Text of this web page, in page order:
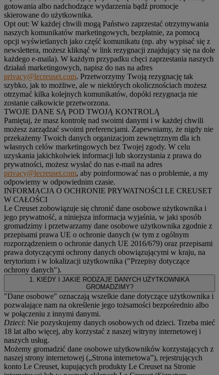
gotowania albo nadchodzące wydarzenia bądź promocje
skierowane do użytkownika.
Opt out: W każdej chwili mogą Państwo zaprzestać otrzymywania
naszych komunikatów marketingowych, bezpłatnie, za pomocą
opcji wyświetlanych jako część komunikatu (np. aby wypisać się z
newslettera, możesz kliknąć w link rezygnacji znajdujący się na dole
każdego e-maila). W każdym przypadku chęci zaprzestania naszych
działań marketingowych, napisz do nas na adres
privacy@lecreuset.com. Przetworzymy Twoją rezygnację tak
szybko, jak to możliwe, ale w niektórych okolicznościach możesz
otrzymać kilka kolejnych komunikatów, dopóki rezygnacja nie
zostanie całkowicie przetworzona.
TWOJE DANE SĄ POD TWOJĄ KONTROLĄ
Pamiętaj, że masz kontrolę nad swoimi danymi i w każdej chwili
możesz zarządzać swoimi preferencjami. Zapewniamy, że nigdy nie
przekażemy Twoich danych organizacjom zewnętrznym dla ich
własnych celów marketingowych bez Twojej zgody. W celu
uzyskania jakichkolwiek informacji lub skorzystania z prawa do
prywatności, możesz wysłać do nas e-mail na adres
privacy@lecreuset.com, aby poinformować nas o problemie, a my
odpowiemy w odpowiednim czasie.
INFORMACJA O OCHRONIE PRYWATNOŚCI LE CREUSET
W CAŁOŚCI
Le Creuset zobowiązuje się chronić dane osobowe użytkownika i
jego prywatność, a niniejsza informacja wyjaśnia, w jaki sposób
gromadzimy i przetwarzamy dane osobowe użytkownika zgodnie z
przepisami prawa UE o ochronie danych (w tym z ogólnym
rozporządzeniem o ochronie danych UE 2016/679) oraz przepisami
prawa dotyczącymi ochrony danych obowiązującymi w kraju, na
terytorium i w lokalizacji użytkownika ("Przepisy dotyczące
ochrony danych").
1. KIEDY I JAKIE RODZAJE DANYCH UŻYTKOWNIKA
GROMADZIMY?
"Dane osobowe" oznaczają wszelkie dane dotyczące użytkownika i
pozwalające nam na określenie jego tożsamości bezpośrednio albo
w połączeniu z innymi danymi.
Dzieci: Nie pozyskujemy danych osobowych od dzieci. Trzeba mieć
18 lat albo więcej, aby korzystać z naszej witryny internetowej i
naszych usług.
Możemy gromadzić dane osobowe użytkowników korzystających z
naszej strony internetowej („Strona internetowa”), rejestrujących
konto Le Creuset, kupujących produkty Le Creuset na Stronie